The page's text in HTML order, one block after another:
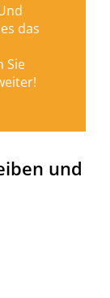
das
Sie
und